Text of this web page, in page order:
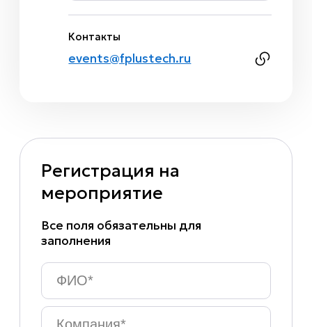
Контакты
events@fplustech.ru
Регистрация на
мероприятие
Все поля обязательны для
заполнения
ФИО
Компания